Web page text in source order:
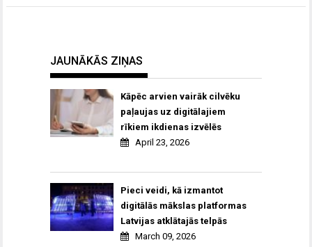
JAUNĀKĀS ZIŅAS
Kāpēc arvien vairāk cilvēku
paļaujas uz digitālajiem
rīkiem ikdienas izvēlēs
April 23, 2026
Pieci veidi, kā izmantot
digitālās mākslas platformas
Latvijas atklātajās telpās
March 09, 2026